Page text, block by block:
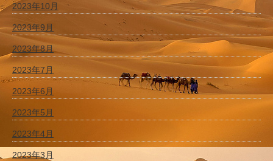
2023年10月
2023年9月
2023年8月
2023年7月
2023年6月
2023年5月
2023年4月
2023年3月